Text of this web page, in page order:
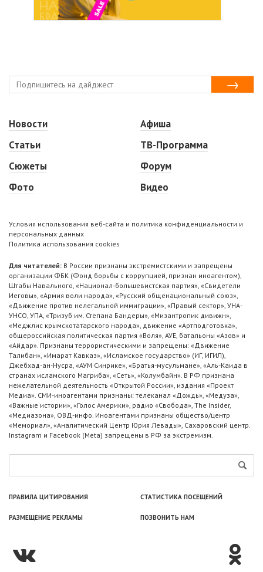
Новости
Статьи
Сюжеты
Фото
Афиша
ТВ-Программа
Форум
Видео
Условия использования веб-сайта и политика конфиденциальности и
персональных данных
Политика использования cookies
Для читателей: В России признаны экстремистскими и запрещены
организации ФБК (Фонд борьбы с коррупцией, признан иноагентом),
Штабы Навального, «Национал-большевистская партия», «Свидетели
Иеговы», «Армия воли народа», «Русский общенациональный союз»,
«Движение против нелегальной иммиграции», «Правый сектор», УНА-
УНСО, УПА, «Тризуб им. Степана Бандеры», «Мизантропик дивижн»,
«Меджлис крымскотатарского народа», движение «Артподготовка»,
общероссийская политическая партия «Воля», АУЕ, батальоны «Азов» и
«Айдар». Признаны террористическими и запрещены: «Движение
Талибан», «Имарат Кавказ», «Исламское государство» (ИГ, ИГИЛ),
Джебхад-ан-Нусра, «АУМ Синрике», «Братья-мусульмане», «Аль-Каида в
странах исламского Магриба», «Сеть», «Колумбайн». В РФ признана
нежелательной деятельность «Открытой России», издания «Проект
Медиа». СМИ-иноагентами признаны: телеканал «Дождь», «Медуза»,
«Важные истории», «Голос Америки», радио «Свобода», The Insider,
«Медиазона», ОВД-инфо. Иноагентами признаны общество/центр
«Мемориал», «Аналитический Центр Юрия Левады», Сахаровский центр.
Instagram и Facebook (Metа) запрещены в РФ за экстремизм.
ПРАВИЛА ЦИТИРОВАНИЯ СТАТИСТИКА ПОСЕЩЕНИЙ
РАЗМЕЩЕНИЕ РЕКЛАМЫ ПОЗВОНИТЬ НАМ